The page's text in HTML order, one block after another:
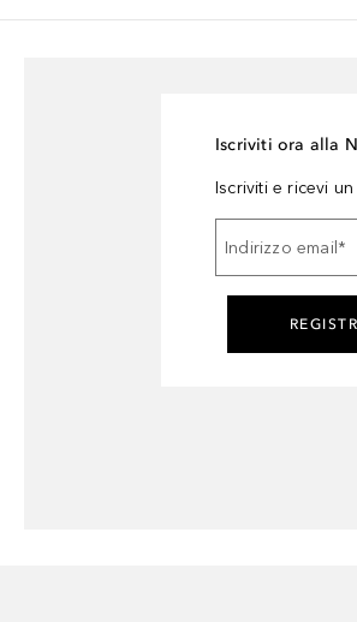
Iscriviti ora alla
Iscriviti e ricevi
Indirizzo email *